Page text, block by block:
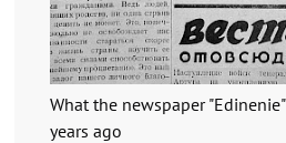
What the newspaper
years ago